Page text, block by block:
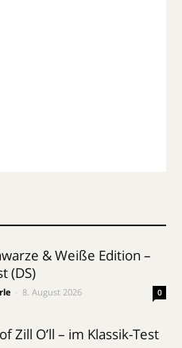
& Weiße Edition –
(DS)
8. August 2026 0
Zill O’ll – im Klassik-Test